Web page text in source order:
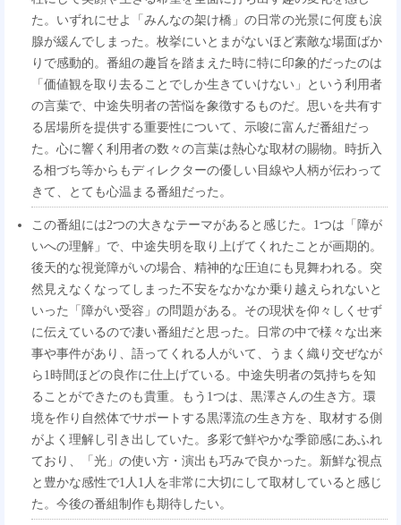
た。いずれにせよ「みんなの架け橋」の日常の光景に何度も涙
腺が緩んでしまった。枚挙にいとまがないほど素敵な場面ばか
りで感動的。番組の趣旨を踏まえた時に特に印象的だったのは
「価値観を取り去ることでしか生きていけない」という利用者
の言葉で、中途失明者の苦悩を象徴するものだ。思いを共有す
る居場所を提供する重要性について、示唆に富んだ番組だっ
た。心に響く利用者の数々の言葉は熱心な取材の賜物。時折入
る相づち等からもディレクターの優しい目線や人柄が伝わって
きて、とても心温まる番組だった。
この番組には2つの大きなテーマがあると感じた。1つは「障が
いへの理解」で、中途失明を取り上げてくれたことが画期的。
後天的な視覚障がいの場合、精神的な圧迫にも見舞われる。突
然見えなくなってしまった不安をなかなか乗り越えられないと
いった「障がい受容」の問題がある。その現状を仰々しくせず
に伝えているので凄い番組だと思った。日常の中で様々な出来
事や事件があり、語ってくれる人がいて、うまく織り交ぜなが
ら1時間ほどの良作に仕上げている。中途失明者の気持ちを知
ることができたのも貴重。もう1つは、黒澤さんの生き方。環
境を作り自然体でサポートする黒澤流の生き方を、取材する側
がよく理解し引き出していた。多彩で鮮やかな季節感にあふれ
ており、「光」の使い方・演出も巧みで良かった。新鮮な視点
と豊かな感性で1人1人を非常に大切にして取材していると感じ
た。今後の番組制作も期待したい。